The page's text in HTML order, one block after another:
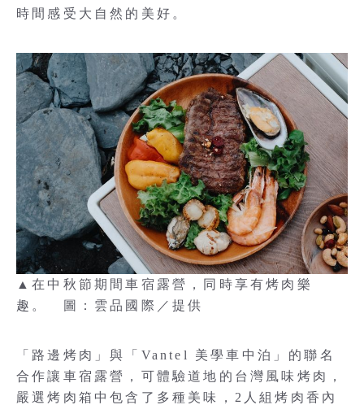
時間感受大自然的美好。
▲在中秋節期間車宿露營，同時享有烤肉樂
趣。 圖：雲品國際／提供
「路邊烤肉」與「Vantel 美學車中泊」的聯名
合作讓車宿露營，可體驗道地的台灣風味烤肉，
嚴選烤肉箱中包含了多種美味，2人組烤肉香內